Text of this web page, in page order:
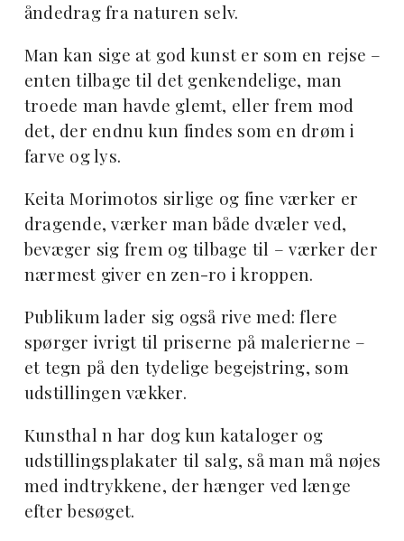
åndedrag fra naturen selv.
Man kan sige at god kunst er som en rejse –
enten tilbage til det genkendelige, man
troede man havde glemt, eller frem mod
det, der endnu kun findes som en drøm i
farve og lys.
Keita Morimotos sirlige og fine værker er
dragende, værker man både dvæler ved,
bevæger sig frem og tilbage til – værker der
nærmest giver en zen-ro i kroppen.
Publikum lader sig også rive med: flere
spørger ivrigt til priserne på malerierne –
et tegn på den tydelige begejstring, som
udstillingen vækker.
Kunsthal n har dog kun kataloger og
udstillingsplakater til salg, så man må nøjes
med indtrykkene, der hænger ved længe
efter besøget.